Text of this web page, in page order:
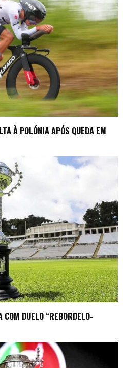
À POLÓNIA APÓS QUEDA EM
DUELO “REBORDELO-